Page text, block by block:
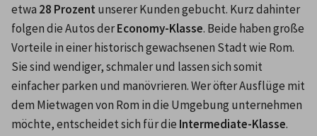
etwa 28 Prozent unserer Kunden gebucht. Kurz dahinter
folgen die Autos der Economy-Klasse. Beide haben große
Vorteile in einer historisch gewachsenen Stadt wie Rom.
Sie sind wendiger, schmaler und lassen sich somit
einfacher parken und manövrieren. Wer öfter Ausflüge mit
dem Mietwagen von Rom in die Umgebung unternehmen
möchte, entscheidet sich für die Intermediate-Klasse.